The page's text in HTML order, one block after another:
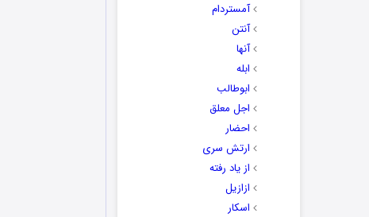
آمستردام
آنتن
آنها
ابله
ابوطالب
اجل معلق
احضار
ارتش سری
از یاد رفته
ازازیل
اسکار